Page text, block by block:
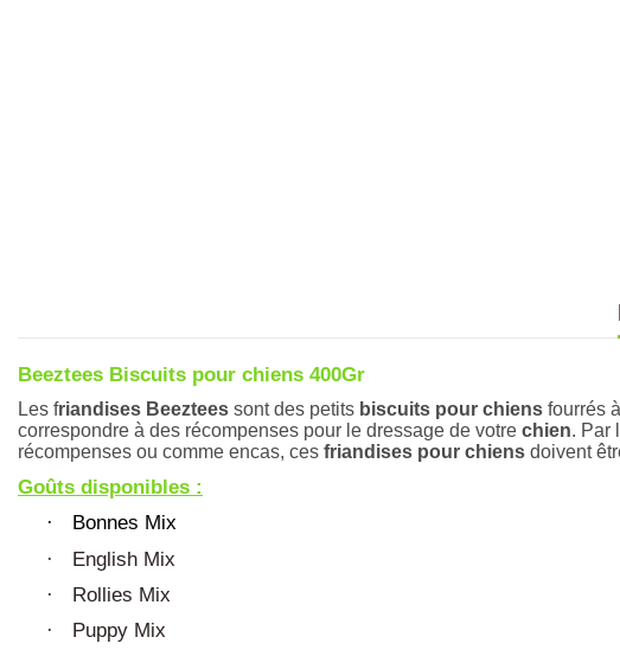
Beeztees Biscuits pour chiens 400Gr
Les friandises Beeztees sont des petits biscuits pour chiens fourrés
correspondre à des récompenses pour le dressage de votre chien. Par
récompenses ou comme encas, ces friandises pour chiens doivent
Goûts disponibles :
· Bonnes Mix
· English Mix
· Rollies Mix
· Puppy Mix